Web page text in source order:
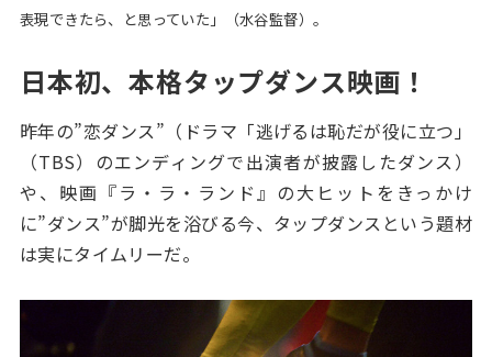
表現できたら、と思っていた」（水谷監督）。
日本初、本格タップダンス映画！
昨年の”恋ダンス”（ドラマ「逃げるは恥だが役に立つ」
（TBS）のエンディングで出演者が披露したダンス）
や、映画『ラ・ラ・ランド』の大ヒットをきっかけ
に”ダンス”が脚光を浴びる今、タップダンスという題材
は実にタイムリーだ。